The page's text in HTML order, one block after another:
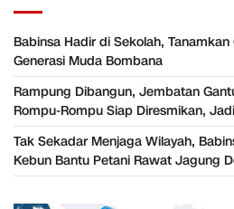
Babinsa Hadir di Sekolah,
Generasi Muda Bombana
Rampung Dibangun, Jembatan
Rompu-Rompu Siap Diresmikan,
Tak Sekadar Menjaga Wilayah,
Kebun Bantu Petani Rawat Jagung